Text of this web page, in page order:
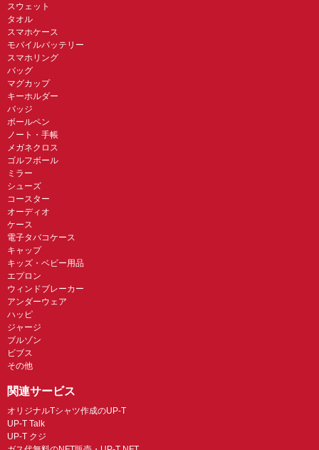
スウェット
タオル
スマホケース
モバイルバッテリー
スマホリング
バッグ
マグカップ
キーホルダー
バッジ
ボールペン
ノート・手帳
メガネクロス
ゴルフボール
ミラー
シューズ
コースター
オーディオ
ケース
電子タバコケース
キャップ
キッズ・ベビー用品
エプロン
ウィンドブレーカー
アンダーウェア
ハッピ
ジャージ
ブルゾン
ビブス
その他
関連サービス
オリジナルTシャツ作成のUP-T
UP-T Talk
UP-T クジ